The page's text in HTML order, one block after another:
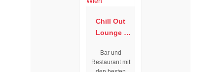
Chill Out
Lounge I
Wien
Bar und
Restaurant mit